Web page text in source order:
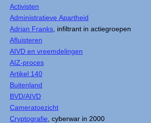
Activisten
Administratieve Apartheid
Adrian Franks , infiltrant in actiegroepen
Afluisteren
AIVD en vreemdelingen
AIZ-proces
Artikel 140
Buitenland
BVD/AIVD
Cameratoezicht
Cryptografie , cyberwar in 2000